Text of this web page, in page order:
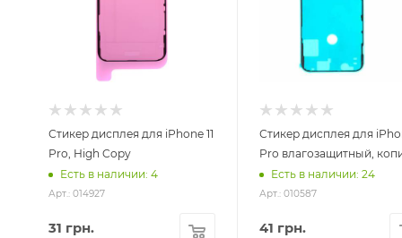
Стикер дисплея для iPhone 11
Pro, High Copy
Есть в наличии: 4
Арт.: 014927
31 грн.
Стикер дисплея для
Pro влагозащитный,
Есть в наличии: 24
Арт.: 010587
41 грн.